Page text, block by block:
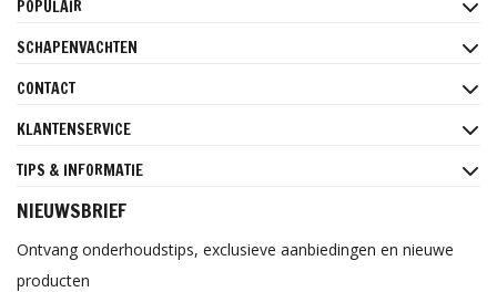
POPULAIR
SCHAPENVACHTEN
CONTACT
KLANTENSERVICE
TIPS & INFORMATIE
NIEUWSBRIEF
Ontvang onderhoudstips, exclusieve aanbiedingen en nieuwe
producten